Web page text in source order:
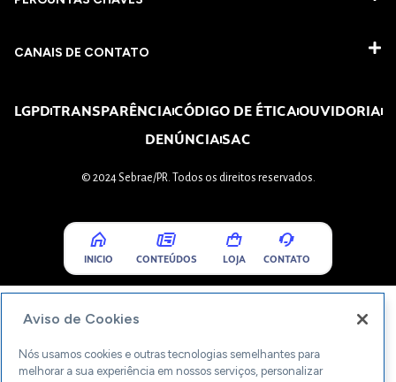
CANAIS DE CONTATO
LGPDTRANSPARÊNCIACÓDIGO DE ÉTICAOUVIDORIA
DENÚNCIASAC
© 2024 Sebrae/PR. Todos os direitos reservados.
INICIO CONTEÚDOS LOJA CONTATO
Aviso de Cookies
Nós usamos cookies e outras tecnologias semelhantes para
melhorar a sua experiência em nossos serviços, personalizar